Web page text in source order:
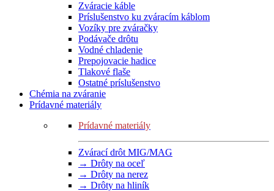
Zváracie káble
Príslušenstvo ku zváracím káblom
Vozíky pre zváračky
Podávače drôtu
Vodné chladenie
Prepojovacie hadice
Tlakové flaše
Ostatné príslušenstvo
Chémia na zváranie
Prídavné materiály
Prídavné materiály
Zvárací drôt MIG/MAG
→ Drôty na oceľ
→ Drôty na nerez
→ Drôty na hliník